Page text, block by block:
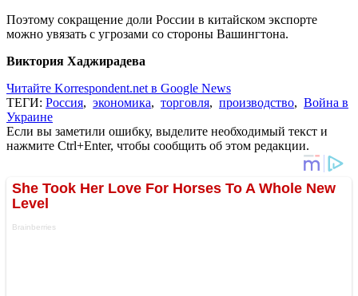
Поэтому сокращение доли России в китайском экспорте
можно увязать с угрозами со стороны Вашингтона.
Виктория Хаджирадева
Читайте Korrespondent.net в Google News
ТЕГИ: Россия, экономика, торговля, производство, Война в
Украине
Если вы заметили ошибку, выделите необходимый текст и
нажмите Ctrl+Enter, чтобы сообщить об этом редакции.